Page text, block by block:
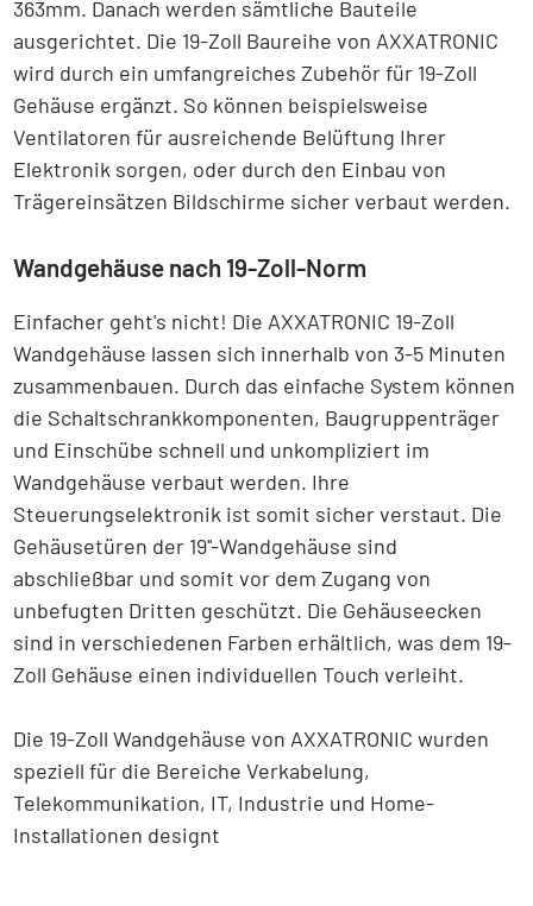
363mm. Danach werden sämtliche Bauteile
ausgerichtet. Die 19-Zoll Baureihe von AXXATRONIC
wird durch ein umfangreiches Zubehör für 19-Zoll
Gehäuse ergänzt. So können beispielsweise
Ventilatoren für ausreichende Belüftung Ihrer
Elektronik sorgen, oder durch den Einbau von
Trägereinsätzen Bildschirme sicher verbaut werden.
Wandgehäuse nach 19-Zoll-Norm
Einfacher geht's nicht! Die AXXATRONIC 19-Zoll
Wandgehäuse lassen sich innerhalb von 3-5 Minuten
zusammenbauen. Durch das einfache System können
die Schaltschrankkomponenten, Baugruppenträger
und Einschübe schnell und unkompliziert im
Wandgehäuse verbaut werden. Ihre
Steuerungselektronik ist somit sicher verstaut. Die
Gehäusetüren der 19''-Wandgehäuse sind
abschließbar und somit vor dem Zugang von
unbefugten Dritten geschützt. Die Gehäuseecken
sind in verschiedenen Farben erhältlich, was dem 19-
Zoll Gehäuse einen individuellen Touch verleiht.
Die 19-Zoll Wandgehäuse von AXXATRONIC wurden
speziell für die Bereiche Verkabelung,
Telekommunikation, IT, Industrie und Home-
Installationen designt